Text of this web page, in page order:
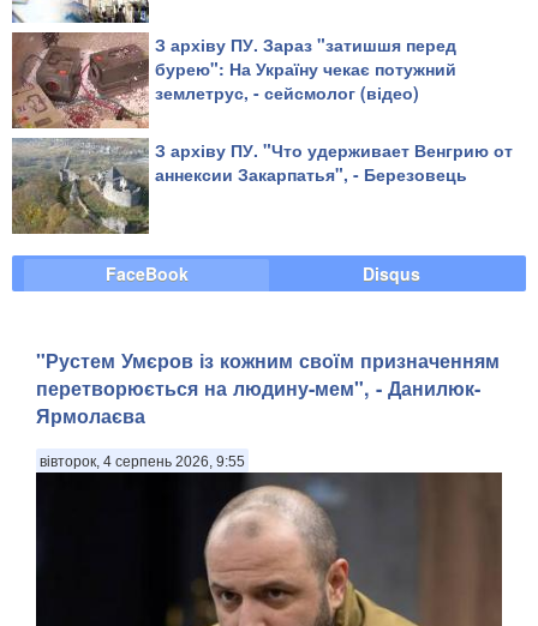
З архіву ПУ. Зараз "затишшя перед
бурею": На Україну чекає потужний
землетрус, - сейсмолог (відео)
З архіву ПУ. "Что удерживает Венгрию от
аннексии Закарпатья", - Березовець
FaceBook Disqus
"Рустем Умєров із кожним своїм призначенням
перетворюється на людину-мем", - Данилюк-
Ярмолаєва
вівторок, 4 серпень 2026, 9:55